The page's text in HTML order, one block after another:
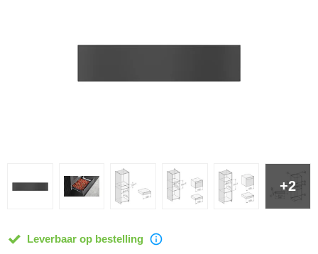
+2
Leverbaar op bestelling